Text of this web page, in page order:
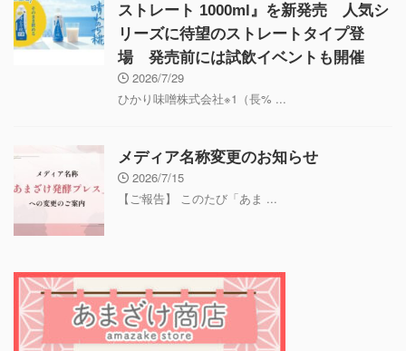
ストレート 1000ml』を新発売 人気シ
リーズに待望のストレートタイプ登
場 発売前には試飲イベントも開催
2026/7/29
ひかり味噌株式会社※1（長% ...
メディア名称変更のお知らせ
2026/7/15
【ご報告】 このたび「あま ...